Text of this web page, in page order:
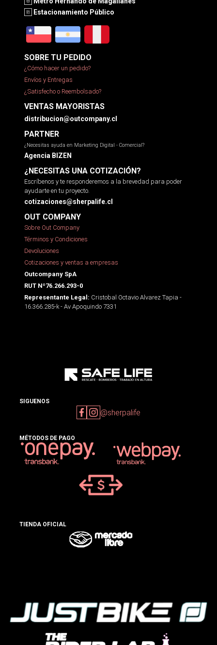
Estacionamiento Público
SOBRE TU PEDIDO
¿Cómo hacer un pedido?
Envíos y Entregas
¿Satisfecho o Reembolsado?
VENTAS MAYORISTAS
distribucion@outcompany.cl
PARTNER
¿Necesitas ayuda en Marketing Digital - Comercial?
Agencia BIZEN
¿NECESITAS UNA COTIZACIÓN?
Escríbenos y te responderemos a la brevedad para poder
ayudarte en tu proyecto.
cotizaciones@sherpalife.cl
OUT COMPANY
Sobre Out Company
Términos y Condiciones
Devoluciones
Cotizaciones y ventas a empresas
Outcompany SpA
RUT Nº76.266.293-0
Representante Legal: Cristobal Octavio Alvarez Tapia -
16.366.285-k - Av Apoquindo 7331
SIGUENOS
@sherpalife
MÉTODOS DE PAGO
TIENDA OFICIAL